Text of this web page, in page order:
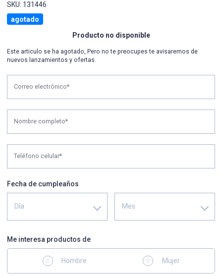
SKU: 131446
agotado
Producto no disponible
Este articulo se ha agotado, Pero no te preocupes te avisaremos de
nuevos lanzamientos y ofertas.
Correo electrónico*
Nombre completo*
Teléfono celular*
Fecha de cumpleaños
Día Mes
Me interesa productos de
Hombre Mujer